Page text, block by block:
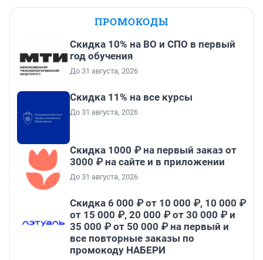
ПРОМОКОДЫ
Скидка 10% на ВО и СПО в первый
год обучения
До 31 августа, 2026
Скидка 11% на все курсы
До 31 августа, 2026
Скидка 1000 ₽ на первый заказ от
3000 ₽ на сайте и в приложении
До 31 августа, 2026
Скидка 6 000 ₽ от 10 000 ₽, 10 000 ₽
от 15 000 ₽, 20 000 ₽ от 30 000 ₽ и
35 000 ₽ от 50 000 ₽ на первый и
все повторные заказы по
промокоду НАБЕРИ